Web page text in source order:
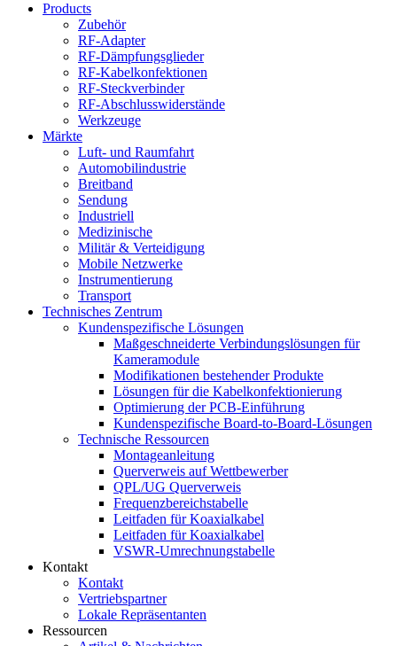
Products
Zubehör
RF-Adapter
RF-Dämpfungsglieder
RF-Kabelkonfektionen
RF-Steckverbinder
RF-Abschlusswiderstände
Werkzeuge
Märkte
Luft- und Raumfahrt
Automobilindustrie
Breitband
Sendung
Industriell
Medizinische
Militär & Verteidigung
Mobile Netzwerke
Instrumentierung
Transport
Technisches Zentrum
Kundenspezifische Lösungen
Maßgeschneiderte Verbindungslösungen für
Kameramodule
Modifikationen bestehender Produkte
Lösungen für die Kabelkonfektionierung
Optimierung der PCB-Einführung
Kundenspezifische Board-to-Board-Lösungen
Technische Ressourcen
Montageanleitung
Querverweis auf Wettbewerber
QPL/UG Querverweis
Frequenzbereichstabelle
Leitfaden für Koaxialkabel
Leitfaden für Koaxialkabel
VSWR-Umrechnungstabelle
Kontakt
Kontakt
Vertriebspartner
Lokale Repräsentanten
Ressourcen